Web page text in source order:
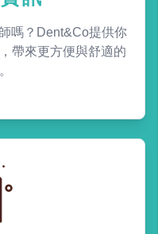
嗎？Dent&Co提供你
帶來更方便與舒適的